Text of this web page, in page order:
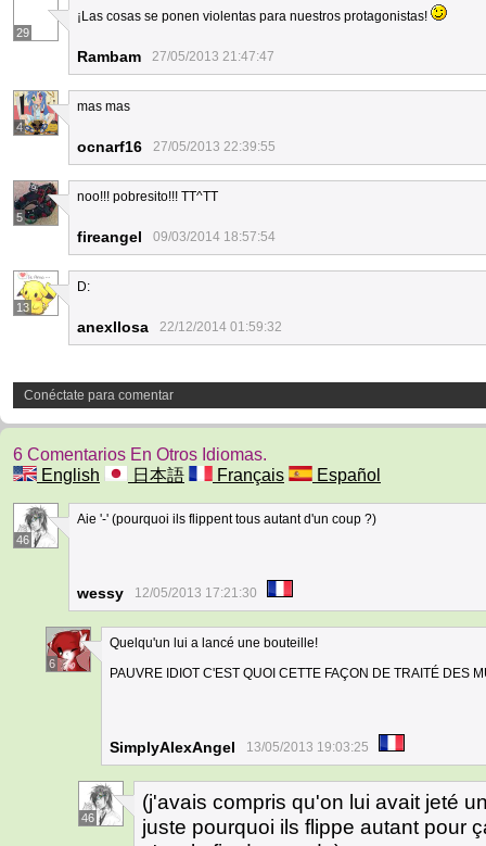
29
¡Las cosas se ponen violentas para nuestros protagonistas!
Rambam 27/05/2013 21:47:47
4
mas mas
ocnarf16 27/05/2013 22:39:55
5
noo!!! pobresito!!! TT^TT
fireangel 09/03/2014 18:57:54
13
D:
anexllosa 22/12/2014 01:59:32
Conéctate para comentar
6 Comentarios En Otros Idiomas.
English
日本語 Français Español
46
Aie '-' (pourquoi ils flippent tous autant d'un coup ?)
wessy 12/05/2013 17:21:30
6
Quelqu'un lui a lancé une bouteille!
PAUVRE IDIOT C'EST QUOI CETTE FAÇON DE TRAITÉ DES
SimplyAlexAngel 13/05/2013 19:03:25
46
(j'avais compris qu'on lui avait jeté
juste pourquoi ils flippe autant pour